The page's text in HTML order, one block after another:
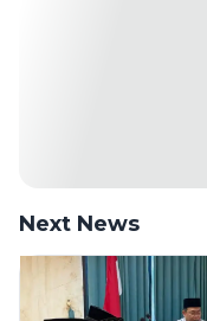
Next News